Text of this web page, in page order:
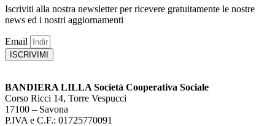
Iscriviti alla nostra newsletter per ricevere gratuitamente le nostre
news ed i nostri aggiornamenti
Email
ISCRIVIMI
BANDIERA LILLA Società Cooperativa Sociale
Corso Ricci 14, Torre Vespucci
17100 – Savona
P.IVA e C.F.: 01725770091